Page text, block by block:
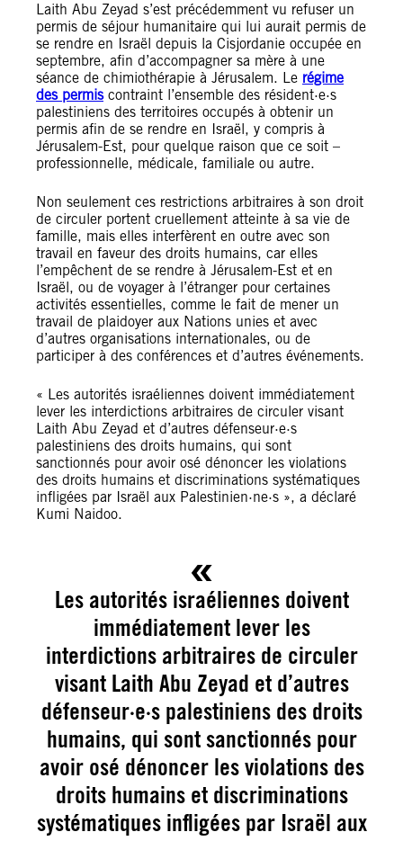
Laith Abu Zeyad s’est précédemment vu refuser un
permis de séjour humanitaire qui lui aurait permis de
se rendre en Israël depuis la Cisjordanie occupée en
septembre, afin d’accompagner sa mère à une
séance de chimiothérapie à Jérusalem. Le régime
des permiscontraint l’ensemble des résident·e·s
palestiniens des territoires occupés à obtenir un
permis afin de se rendre en Israël, y compris à
Jérusalem-Est, pour quelque raison que ce soit –
professionnelle, médicale, familiale ou autre.
Non seulement ces restrictions arbitraires à son droit
de circuler portent cruellement atteinte à sa vie de
famille, mais elles interfèrent en outre avec son
travail en faveur des droits humains, car elles
l’empêchent de se rendre à Jérusalem-Est et en
Israël, ou de voyager à l’étranger pour certaines
activités essentielles, comme le fait de mener un
travail de plaidoyer aux Nations unies et avec
d’autres organisations internationales, ou de
participer à des conférences et d’autres événements.
« Les autorités israéliennes doivent immédiatement
lever les interdictions arbitraires de circuler visant
Laith Abu Zeyad et d’autres défenseur·e·s
palestiniens des droits humains, qui sont
sanctionnés pour avoir osé dénoncer les violations
des droits humains et discriminations systématiques
infligées par Israël aux Palestinien·ne·s », a déclaré
Kumi Naidoo.
Les autorités israéliennes doivent
immédiatement lever les
interdictions arbitraires de circuler
visant Laith Abu Zeyad et d’autres
défenseur·e·s palestiniens des droits
humains, qui sont sanctionnés pour
avoir osé dénoncer les violations des
droits humains et discriminations
systématiques infligées par Israël aux